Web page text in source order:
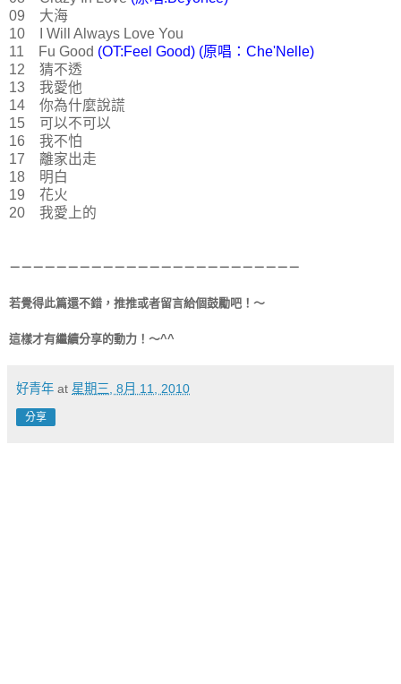
09 大海
10 I Will Always Love You
11 Fu Good (OT:Feel Good) (原唱：Che'Nelle)
12 猜不透
13 我愛他
14 你為什麼說謊
15 可以不可以
16 我不怕
17 離家出走
18 明白
19 花火
20 我愛上的
－－－－－－－－－－－－－－－－－－－－－－－－－
若覺得此篇還不錯，推推或者留言給個鼓勵吧！～
這樣才有繼續分享的動力！～^^
好青年 at 星期三, 8月 11, 2010
分享